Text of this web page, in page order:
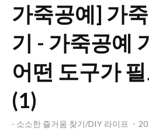
어
라
이
프
컴!
가죽공예] 가
기 - 가죽공예
어떤 도구가
(1)
- 소소한 즐거움 찾기/DIY 라이프